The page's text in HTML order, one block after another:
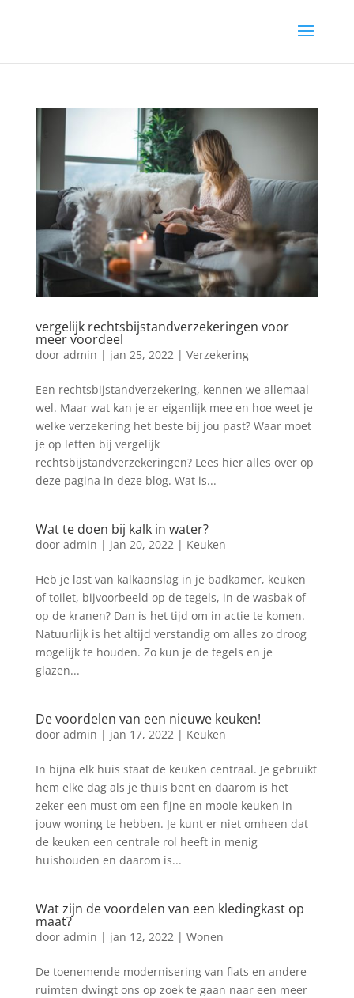
vergelijk rechtsbijstandverzekeringen voor
meer voordeel
door admin | jan 25, 2022| Verzekering
Een rechtsbijstandverzekering, kennen we allemaal
wel. Maar wat kan je er eigenlijk mee en hoe weet je
welke verzekering het beste bij jou past? Waar moet
je op letten bij vergelijk
rechtsbijstandverzekeringen? Lees hier alles over op
deze pagina in deze blog. Wat is...
Wat te doen bij kalk in water?
door admin | jan 20, 2022| Keuken
Heb je last van kalkaanslag in je badkamer, keuken
of toilet, bijvoorbeeld op de tegels, in de wasbak of
op de kranen? Dan is het tijd om in actie te komen.
Natuurlijk is het altijd verstandig om alles zo droog
mogelijk te houden. Zo kun je de tegels en je
glazen...
De voordelen van een nieuwe keuken!
door admin | jan 17, 2022| Keuken
In bijna elk huis staat de keuken centraal. Je gebruikt
hem elke dag als je thuis bent en daarom is het
zeker een must om een fijne en mooie keuken in
jouw woning te hebben. Je kunt er niet omheen dat
de keuken een centrale rol heeft in menig
huishouden en daarom is...
Wat zijn de voordelen van een kledingkast op
maat?
door admin | jan 12, 2022| Wonen
De toenemende modernisering van flats en andere
ruimten dwingt ons op zoek te gaan naar een meer